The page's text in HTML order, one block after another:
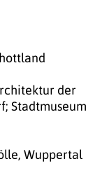
der
Stadtmuseum
Wuppertal